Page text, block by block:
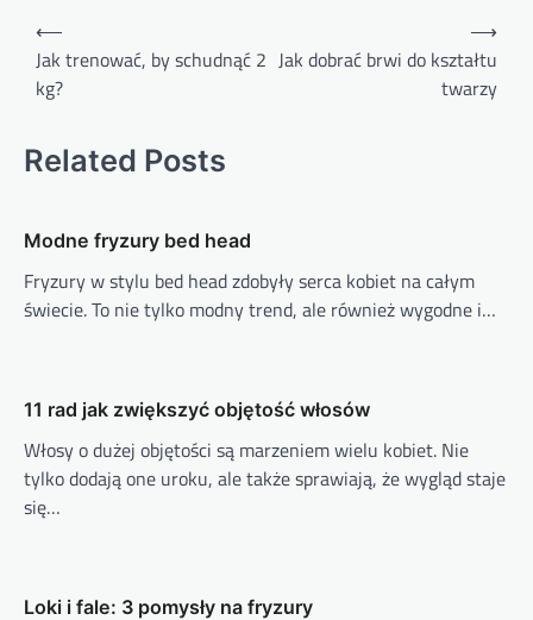
Nawigacja
wpisu
⟵
Jak trenować, by schudnąć 2
kg?
Jak dobrać brwi do kształtu
twarzy
⟶
Related Posts
Modne fryzury bed head
Fryzury w stylu bed head zdobyły serca kobiet na całym
świecie. To nie tylko modny trend, ale również wygodne i…
11 rad jak zwiększyć objętość włosów
Włosy o dużej objętości są marzeniem wielu kobiet. Nie
tylko dodają one uroku, ale także sprawiają, że wygląd staje
się…
Loki i fale: 3 pomysły na fryzury